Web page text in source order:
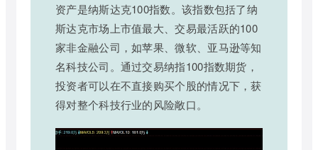
资产是纳斯达克100指数。该指数包括了纳
斯达克市场上市值最大、交易最活跃的100
家非金融公司，如苹果、微软、亚马逊等知
名科技公司。通过交易纳指100指数期货，
投资者可以在不直接购买个股的情况下，获
得对整个科技行业的风险敞口。